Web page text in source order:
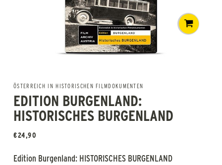
ÖSTERREICH IN HISTORISCHEN FILMDOKUMENTEN
EDITION BURGENLAND:
HISTORISCHES BURGENLAND
€24,90
Edition Burgenland: HISTORISCHES BURGENLAND